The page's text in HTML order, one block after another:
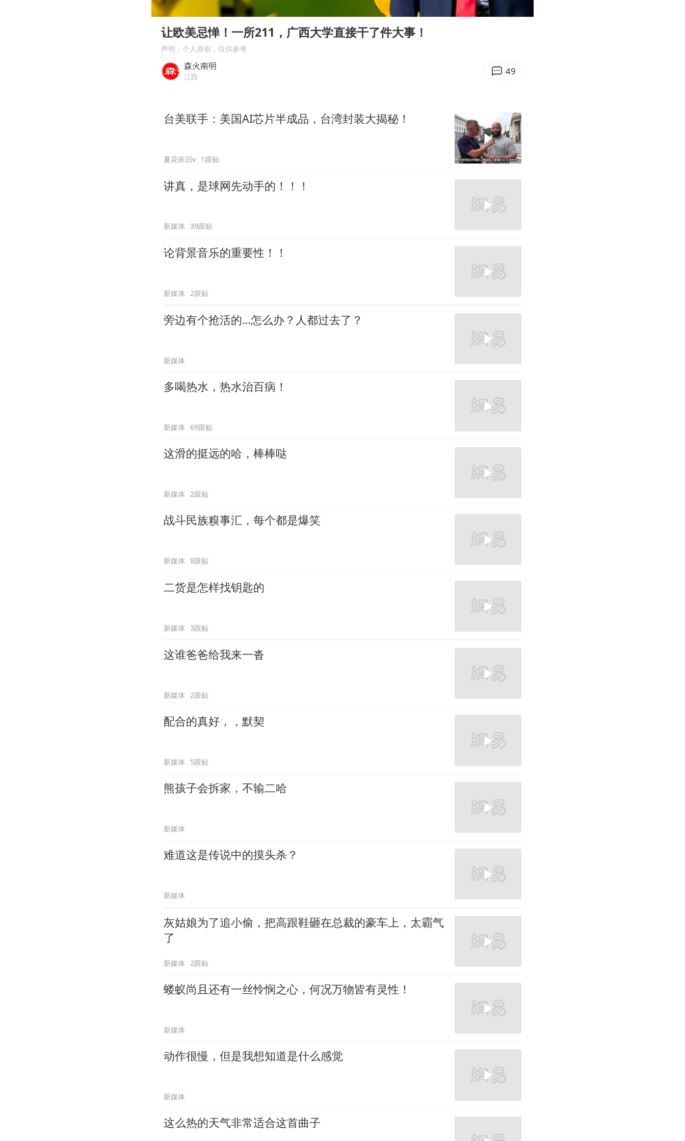
陕西柞水遭遇暴雨五千余户群众转移
人贩子“梅姨”真名谢家梅
如何把百年大党建设得更加坚强有力
22岁女生南太行山失联已超十天
Play
00:00
让欧美忌惮！一所211，广西大学直接干了件大事！
声明：个人原创，仅供参考
森火南明
江西 49
台美联手：美国AI芯片半成品，台湾封装大揭秘！
夏花依旧v 1跟贴
讲真，是球网先动手的！！！
新媒体 39跟贴
论背景音乐的重要性！！
新媒体 2跟贴
旁边有个抢活的…怎么办？人都过去了？
新媒体
多喝热水，热水治百病！
新媒体 69跟贴
这滑的挺远的哈，棒棒哒
新媒体 2跟贴
战斗民族糗事汇，每个都是爆笑
新媒体 8跟贴
二货是怎样找钥匙的
新媒体 3跟贴
这谁爸爸给我来一沓
新媒体 2跟贴
配合的真好，，默契
新媒体 5跟贴
熊孩子会拆家，不输二哈
新媒体
难道这是传说中的摸头杀？
新媒体
灰姑娘为了追小偷，把高跟鞋砸在总裁的豪车上，太霸气
了
新媒体 2跟贴
蝼蚁尚且还有一丝怜悯之心，何况万物皆有灵性！
新媒体
动作很慢，但是我想知道是什么感觉
新媒体
这么热的天气非常适合这首曲子